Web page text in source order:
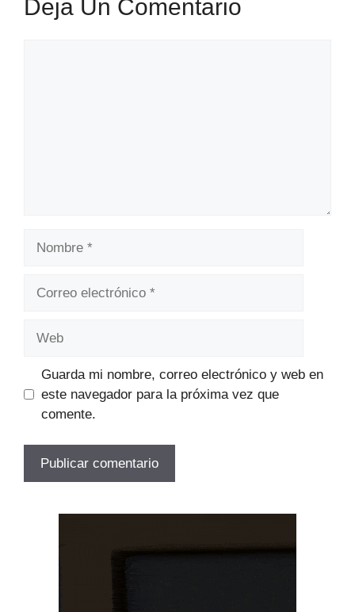
Deja Un Comentario
Guarda mi nombre, correo electrónico y web en
este navegador para la próxima vez que
comente.